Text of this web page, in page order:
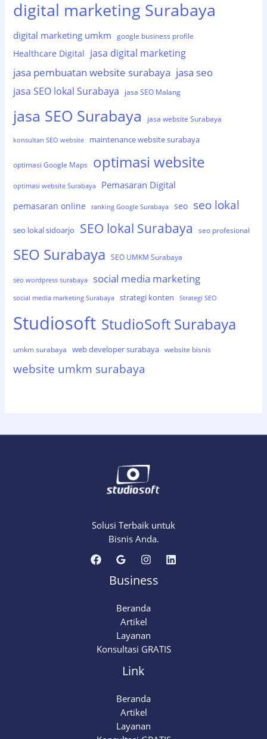
digital marketing Surabaya
digital marketing umkm google business profile
Healthcare Digital jasa digital marketing
jasa pembuatan website surabaya jasa seo
jasa SEO lokal Surabaya jasa SEO Malang
jasa SEO Surabaya jasa website Surabaya
konsultan SEO website maintenance website surabaya
optimasi Google Maps optimasi website
optimasi website Surabaya Pemasaran Digital
pemasaran online ranking Google Surabaya seo seo lokal
seo lokal sidoarjo SEO lokal Surabaya seo profesional
SEO Surabaya SEO UMKM Surabaya
seo wordpress surabaya social media marketing
social media marketing Surabaya strategi konten Strategi SEO
Studiosoft StudioSoft Surabaya
umkm surabaya web developer surabaya website bisnis
website umkm surabaya
Solusi Terbaik untuk
Bisnis Anda.
Business
Beranda
Artikel
Layanan
Konsultasi GRATIS
Link
Beranda
Artikel
Layanan